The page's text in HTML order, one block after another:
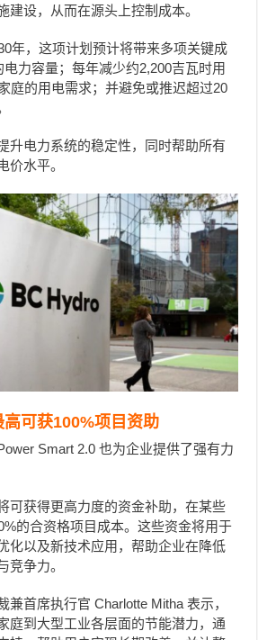
建设，从而在源头上控制成本。
年，这项计划预计将带来多项关键成
力容量；每年减少约2,200吉瓦时用
庭的用电需求；并避免或推迟超过20
升电力系统的稳定性，同时帮助所有
价水平。
可获100%项目资助
Smart 2.0 也为企业提供了强有力
可获得更高力度的资金补助，在某些
的合资格项目成本。这些资金将用于
化以及新技术应用，帮助企业在降低
竞争力。
兼首席执行官 Charlotte Mitha 表示，
庭到大型工业各层面的节能潜力，通